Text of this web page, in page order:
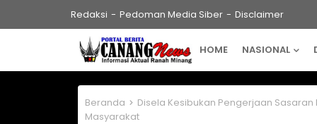
Redaksi Pedoman Media Siber Disclaimer
HOME NASIONAL
Beranda
Disela Kesibukan Pengerjaan Sasaran
Masyarakat